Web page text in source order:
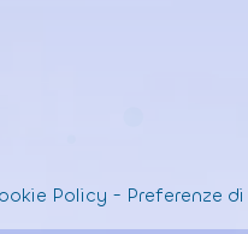
Policy - Preferenze